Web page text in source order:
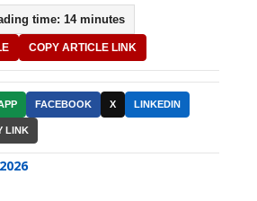
time: 14 minutes
COPY ARTICLE LINK
FACEBOOK X LINKEDIN
LINK